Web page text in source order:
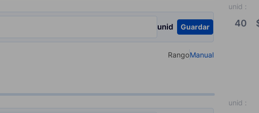
unid Guardar
unid :
40
Select your type of input
RangoManual
unid :